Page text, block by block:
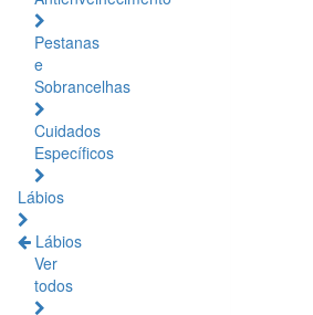
Pestanas
e
Sobrancelhas
Cuidados
Específicos
Lábios
Lábios
Ver
todos